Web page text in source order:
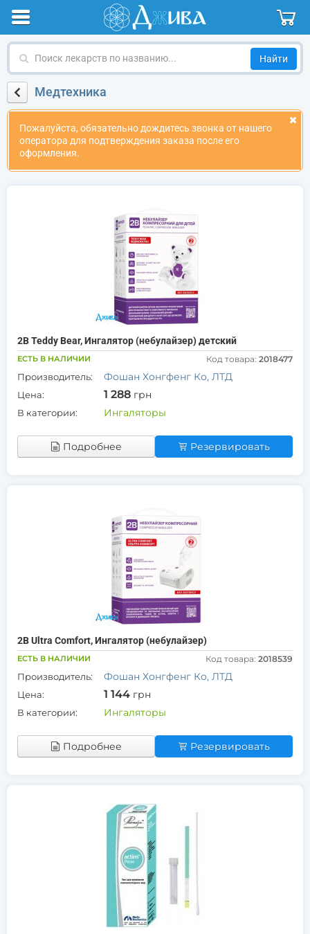
Поиск
по
названиюМедтехника
Пожалуйста, обязательно дождитесь звонка от нашего
оператора для подтверждения заказа после его
оформления.
2В Teddy Bear, Ингалятор (небулайзер) детский
ЕСТЬ В НАЛИЧИИ Код товара: 2018477
Производитель: Фошан Хонгфенг Ко, ЛТД
Цена: 1 288 грн
В категории: Ингаляторы
Подробнее Резервировать
2В Ultra Comfort, Ингалятор (небулайзер)
ЕСТЬ В НАЛИЧИИ Код товара: 2018539
Производитель: Фошан Хонгфенг Ко, ЛТД
Цена: 1 144 грн
В категории: Ингаляторы
Подробнее Резервировать